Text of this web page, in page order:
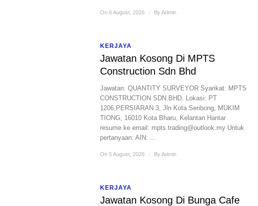
On 6 August, 2026 / ByAdmin
KERJAYA
Jawatan Kosong Di MPTS
Construction Sdn Bhd
Jawatan: QUANTITY SURVEYOR Syarikat: MPTS
CONSTRUCTION SDN.BHD. Lokasi: PT
1206,PERSIARAN 3, Jln Kota Seribong, MUKIM
TIONG, 16010 Kota Bharu, Kelantan Hantar
resume ke email: mpts.trading@outlook.my Untuk
pertanyaan: AIN: ...
On 5 August, 2026 / ByAdmin
KERJAYA
Jawatan Kosong Di Bunga Cafe